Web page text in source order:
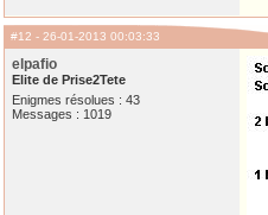
#12 - 26-01-2013 00:03:33
elpafio
Elite de Prise2Tete
Enigmes résolues : 43
Messages : 1019